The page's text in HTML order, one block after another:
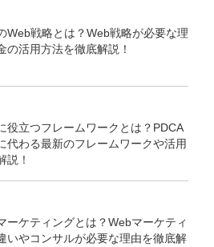
Web戦略とは？Web戦略が必要な理
の活用方法を徹底解説！
役立つフレームワークとは？PDCA
代わる最新のフレームワークや活用
説！
ーケティングとは？Webマーケティ
いやコンサルが必要な理由を徹底解